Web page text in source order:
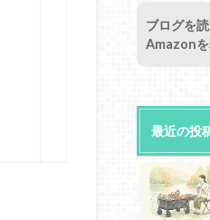
ブログを
Amazonを
最近の投